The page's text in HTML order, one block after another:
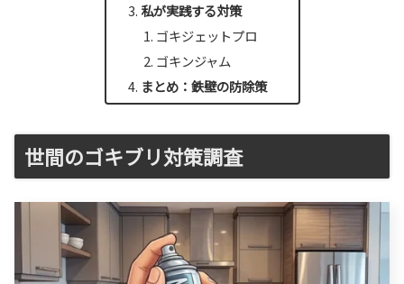
私が実践する対策
ゴキジェットプロ
ゴキンジャム
まとめ：鉄壁の防除策
世間のゴキブリ対策調査